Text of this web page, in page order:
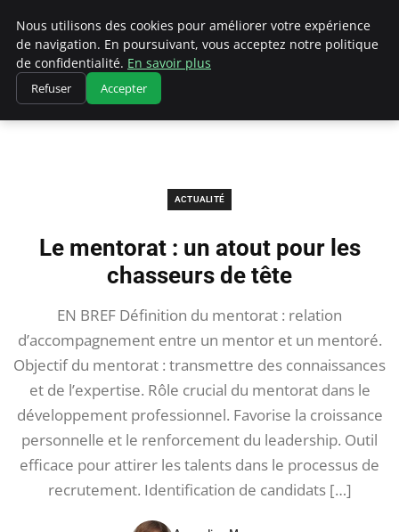
Chasseur De Tête
Accueil Actualité Le mentorat : un atout pour les chasseurs de tête
ACTUALITÉ
Le mentorat : un atout pour les
chasseurs de tête
EN BREF Définition du mentorat : relation
d’accompagnement entre un mentor et un mentoré.
Objectif du mentorat : transmettre des connaissances
et de l’expertise. Rôle crucial du mentorat dans le
développement professionnel. Favorise la croissance
personnelle et le renforcement du leadership. Outil
efficace pour attirer les talents dans le processus de
recrutement. Identification de candidats […]
Nous utilisons des cookies pour améliorer votre expérience
de navigation. En poursuivant, vous acceptez notre politique
de confidentialité. En savoir plus
Refuser Accepter